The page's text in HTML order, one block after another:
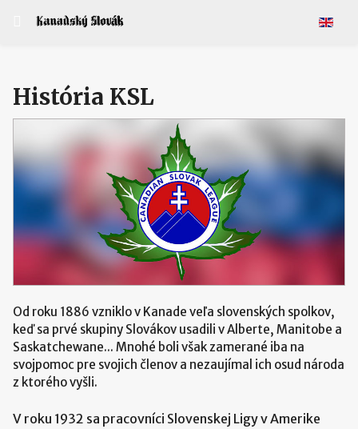
Vyberte
História KSL
Od roku 1886 vzniklo v Kanade veľa slovenských spolkov,
keď sa prvé skupiny Slovákov usadili v Alberte, Manitobe a
Saskatchewane... Mnohé boli však zamerané iba na
svojpomoc pre svojich členov a nezaujímal ich osud národa
z ktorého vyšli.
V roku 1932 sa pracovníci Slovenskej Ligy v Amerike